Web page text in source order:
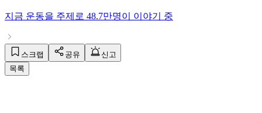
지금 운동을 주제로 48.7만명이 이야기 중
스크랩 공유
신고
목록